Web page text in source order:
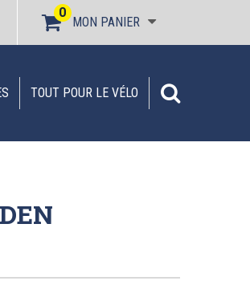
MON PANIER
0
TOUT POUR LE VÉLO